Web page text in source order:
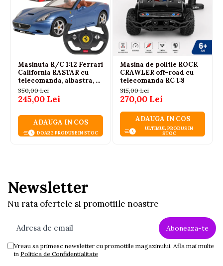
Varsta recomandata: peste 6 ani
CONTINUT SET
masina cu telecomanda Aston Martin Valkyrie
telecomanda
manual de utilizare
ambalaj original colorat
Masinuta R/C 1:12 Ferrari
California RASTAR cu
telecomanda, albastra, 6
ani+
350,00 Lei
245,00 Lei
ADAUGA IN COS
DOAR 2 PRODUSE IN STOC
Masina de politie ROCK
CRAWLER off-road cu
telecomanda RC 1:8
315,00 Lei
270,00 Lei
ADAUGA IN COS
ULTIMUL PRODUS IN
STOC
Newsletter
Nu rata ofertele si promotiile noastre
Vreau sa primesc newsletter cu promotiile magazinului. Afla mai multe
in Politica de Confidentialitate